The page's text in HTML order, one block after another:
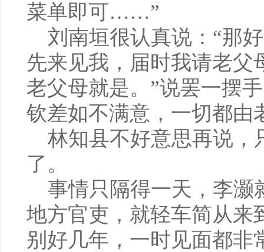
菜单即可……”
刘南垣很认真说：“那
先来见我，届时我请老父
老父母就是。”说罢一摆
钦差如不满意，一切都由
林知县不好意思再说，
了。
事情只隔得一天，李灏
地方官吏，就轻车简从来
别好几年，一时见面都非